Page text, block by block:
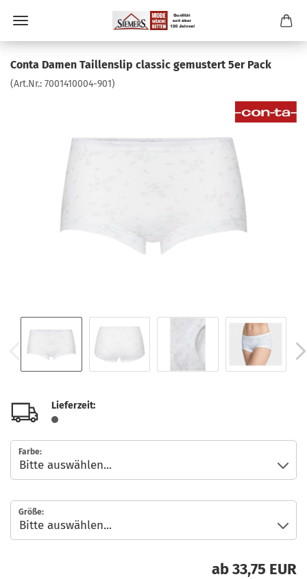
Conta Damen Taillenslip classic gemustert 5er Pack
(Art.Nr.: 7001410004-901)
Lieferzeit:
Farbe:
Größe:
ab 33,75 EUR